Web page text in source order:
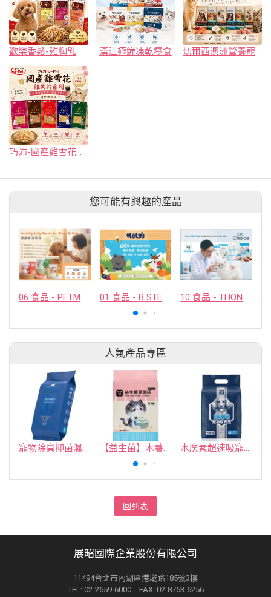
歡樂香鬆-雞胸乳酪肉鬆/老犬雞肉鬆7歲/高齡犬雞肉鬆13歲 漢江極鮮凍乾零食 切爾西澳洲營養寵糧
您可能有興趣的產品
06 食品 - PETMYLI COMPANY LIMITED 01 食品 - B STELLAR COMPANY LIMITED 10 食品 - THONGLOR PET HOSJPITAL CO., LTD.
人氣產品專區
寵物除臭抑菌濕紙巾／30抽／無味【4包100】 【益生菌】木薯豆腐砂/豆腐砂 (1包最低$119起)抽貓砂機 水魔素超速吸寵物尿布墊買1送1
回列表
展昭國際企業股份有限公司
11494台北市內湖區港墘路185號3樓
TEL: 02-2659-6000 FAX: 02-8753-6256